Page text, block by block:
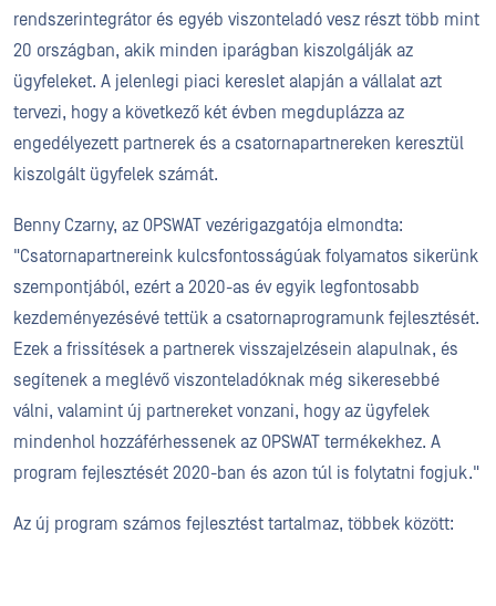
rendszerintegrátor és egyéb viszonteladó vesz részt több mint
20 országban, akik minden iparágban kiszolgálják az
ügyfeleket. A jelenlegi piaci kereslet alapján a vállalat azt
tervezi, hogy a következő két évben megduplázza az
engedélyezett partnerek és a csatornapartnereken keresztül
kiszolgált ügyfelek számát.
Benny Czarny, az OPSWAT vezérigazgatója elmondta:
"Csatornapartnereink kulcsfontosságúak folyamatos sikerünk
szempontjából, ezért a 2020-as év egyik legfontosabb
kezdeményezésévé tettük a csatornaprogramunk fejlesztését.
Ezek a frissítések a partnerek visszajelzésein alapulnak, és
segítenek a meglévő viszonteladóknak még sikeresebbé
válni, valamint új partnereket vonzani, hogy az ügyfelek
mindenhol hozzáférhessenek az OPSWAT termékekhez. A
program fejlesztését 2020-ban és azon túl is folytatni fogjuk."
Az új program számos fejlesztést tartalmaz, többek között: